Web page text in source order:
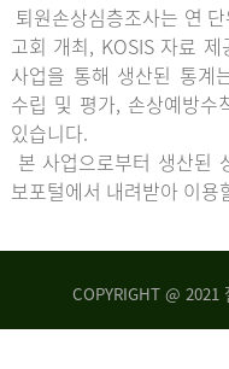
퇴원손상심층조사는 연
고회 개최, KOSIS 자료
사업을 통해 생산된 통계
수립 및 평가, 손상예방수
있습니다.
본 사업으로부터 생산된
보포털에서 내려받아 이용
COPYRIGHT @ 2021